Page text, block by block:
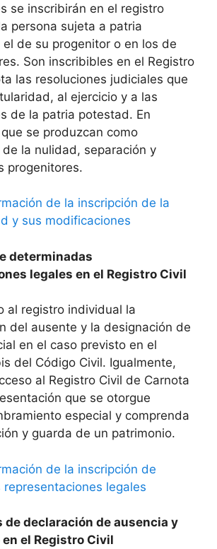
se inscribirán en el registro
persona sujeta a patria
de su progenitor o en los de
Son inscribibles en el Registro
las resoluciones judiciales que
al ejercicio y a las
de la patria potestad. En
se produzcan como
la nulidad, separación y
progenitores.
de la inscripción de la
y sus modificaciones
determinadas
legales en el Registro Civil
al registro individual la
del ausente y la designación de
en el caso previsto en el
del Código Civil. Igualmente,
al Registro Civil de Carnota
que se otorgue
especial y comprenda
y guarda de un patrimonio.
de la inscripción de
legales
de declaración de ausencia y
el Registro Civil